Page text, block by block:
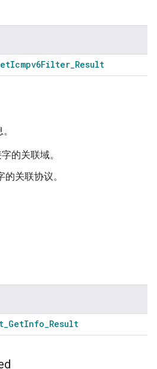
Icmpv6Filter Result
的关联域。
的关联协议。
GetInfo Result